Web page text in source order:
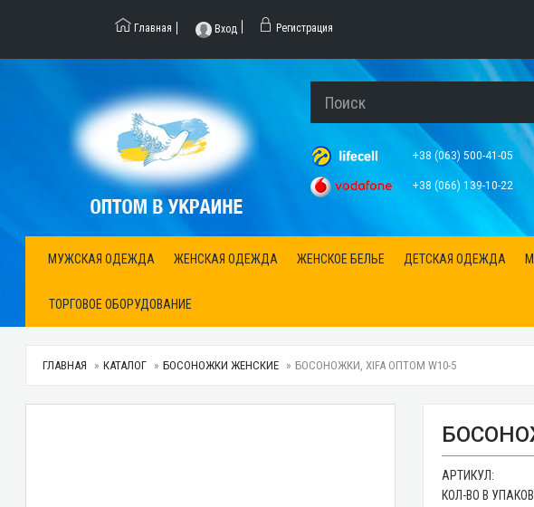
Главная Вход Регистрация
+38 (063) 500-41-05
+38 (066) 139-10-22
МУЖСКАЯ ОДЕЖДА ЖЕНСКАЯ ОДЕЖДА ЖЕНСКОЕ БЕЛЬЕ ДЕТСКАЯ ОДЕЖДА
ТОРГОВОЕ ОБОРУДОВАНИЕ
ГЛАВНАЯ КАТАЛОГ БОСОНОЖКИ ЖЕНСКИЕ БОСОНОЖКИ, XIFA ОПТОМ W10-5
АРТИКУЛ:
КОЛ-ВО В